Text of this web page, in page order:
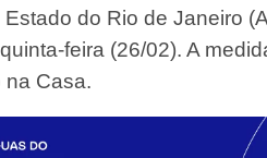
do Rio de Janeiro
feira (26/02). A
na Casa.